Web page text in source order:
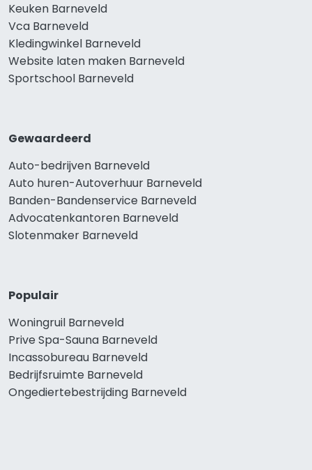
Keuken Barneveld
Vca Barneveld
Kledingwinkel Barneveld
Website laten maken Barneveld
Sportschool Barneveld
Gewaardeerd
Auto-bedrijven Barneveld
Auto huren-Autoverhuur Barneveld
Banden-Bandenservice Barneveld
Advocatenkantoren Barneveld
Slotenmaker Barneveld
Populair
Woningruil Barneveld
Prive Spa-Sauna Barneveld
Incassobureau Barneveld
Bedrijfsruimte Barneveld
Ongediertebestrijding Barneveld